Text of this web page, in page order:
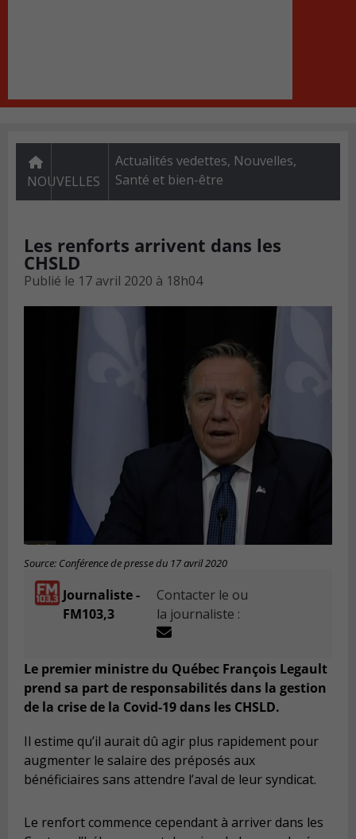
NOUVELLES
Actualités vedettes, Nouvelles,
Santé et bien-être
Les renforts arrivent dans les
CHSLD
Publié le 17 avril 2020 à 18h04
Source: Conférence de presse du 17 avril 2020
Journaliste -
FM103,3
Contacter le ou
la journaliste :
Le premier ministre du Québec François Legault
prend sa part de responsabilités dans la gestion
de la crise de la Covid-19 dans les CHSLD.
Il estime qu’il aurait dû agir plus rapidement pour
augmenter le salaire des préposés aux
bénéficiaires sans attendre l’aval de leur syndicat.
Le renfort commence cependant à arriver dans les